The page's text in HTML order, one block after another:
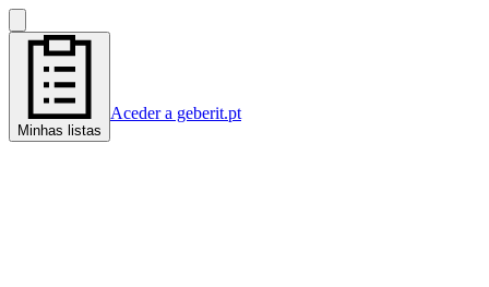
Minhas listas
Aceder a geberit.pt